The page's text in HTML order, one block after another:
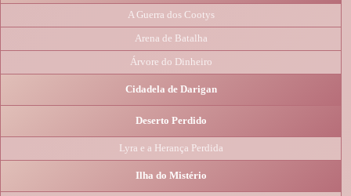
A Guerra dos Cootys
Arena de Batalha
Árvore do Dinheiro
Cidadela de Darigan
Deserto Perdido
Lyra e a Herança Perdida
Ilha do Mistério